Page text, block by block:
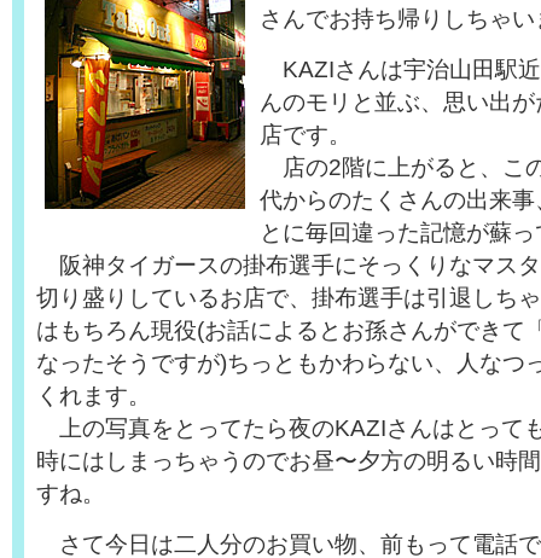
さんでお持ち帰りしちゃ
KAZIさんは宇治山田駅
んのモリと並ぶ、思い出
店です。
店の2階に上がると、こ
代からのたくさんの出来
とに毎回違った記憶が蘇
阪神タイガースの掛布選手にそっくりなマス
切り盛りしているお店で、掛布選手は引退しち
はもちろん現役(お話によるとお孫さんができて
なったそうですが)ちっともかわらない、人なつ
くれます。
上の写真をとってたら夜のKAZIさんはとって
時にはしまっちゃうのでお昼〜夕方の明るい時
すね。
さて今日は二人分のお買い物、前もって電話